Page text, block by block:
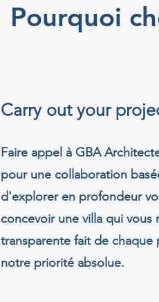
Pourquoi
Carry out your
Faire appel à GBA
pour une collaboration
d'explorer en profondeur
concevoir une villa qui
transparente fait de chaque
notre priorité absolue.